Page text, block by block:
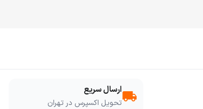
local_shippingارسال سریع
تحویل اکسپرس در تهران